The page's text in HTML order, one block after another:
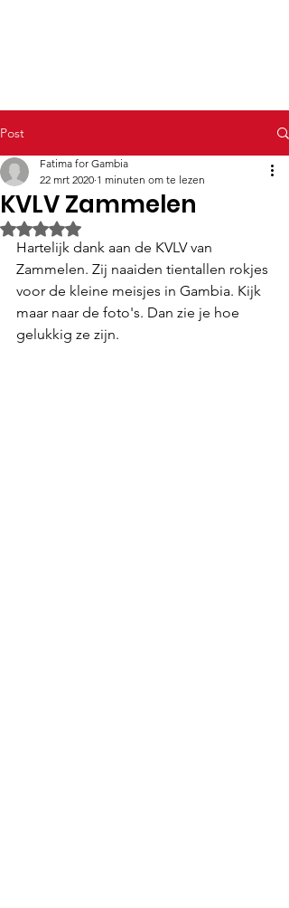
Post
KVLV Zammelen
Fatima for Gambia
22 mrt 2020 1 minuten om te lezen
Beoordeeld met NaN uit 5 sterren.
Hartelijk dank aan de KVLV van
Zammelen. Zij naaiden tientallen rokjes
voor de kleine meisjes in Gambia. Kijk
maar naar de foto's. Dan zie je hoe
gelukkig ze zijn.